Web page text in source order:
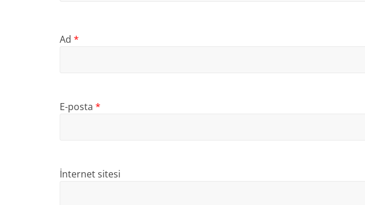
Ad *
E-posta *
İnternet sitesi